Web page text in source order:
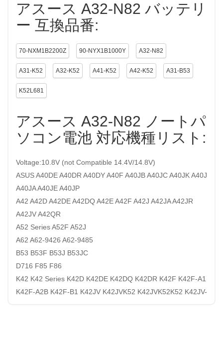
アスース A32-N82 バッテリ
ー 互換品番:
70-NXM1B2200Z 90-NYX1B1000Y A32-N82
A31-K52 A32-K52 A41-K52 A42-K52 A31-B53
K52L681
アスース A32-N82 ノートパ
ソコン電池 対応機種リスト:
Voltage:10.8V (not Compatible 14.4V/14.8V)
ASUS A40DE A40DR A40DY A40F A40JB A40JC A40JK A40J
A40JA A40JE A40JP
A42 A42D A42DE A42DQ A42E A42F A42J A42JA A42JR
A42JV A42QR
A52 Series A52F A52J
A62 A62-9426 A62-9485
B53 B53F B53J B53JC
D716 F85 F86
K42 K42 Series K42D K42DE K42DQ K42DR K42F K42F-A1
K42F-A2B K42F-B1 K42JV K42JVK52 K42JVK52K52 K42JV-